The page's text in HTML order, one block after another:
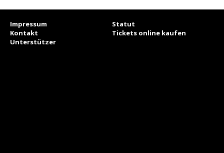
Impressum
Statut
Kontakt
Tickets online kaufen
Unterstützer